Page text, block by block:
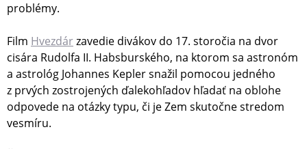
problémy.
Film Hvezdárzavedie divákov do 17. storočia na dvor
cisára Rudolfa II. Habsburského, na ktorom sa astronóm
a astrológ Johannes Kepler snažil pomocou jedného
z prvých zostrojených ďalekohľadov hľadať na oblohe
odpovede na otázky typu, či je Zem skutočne stredom
vesmíru.